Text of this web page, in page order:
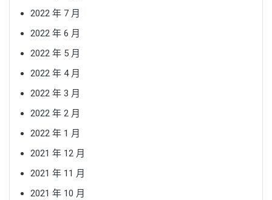
2022 年 7 月
2022 年 6 月
2022 年 5 月
2022 年 4 月
2022 年 3 月
2022 年 2 月
2022 年 1 月
2021 年 12 月
2021 年 11 月
2021 年 10 月